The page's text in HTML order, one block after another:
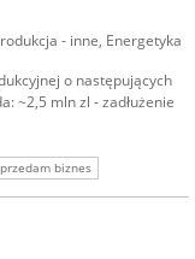
- inne, Energetyka
o następujących
~2,5 mln zl - zadłużenie
biznes
sprzedam udziały